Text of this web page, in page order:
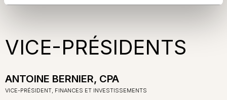
VICE-PRÉSIDENTS
ANTOINE BERNIER, CPA
VICE-PRÉSIDENT, FINANCES ET INVESTISSEMENTS